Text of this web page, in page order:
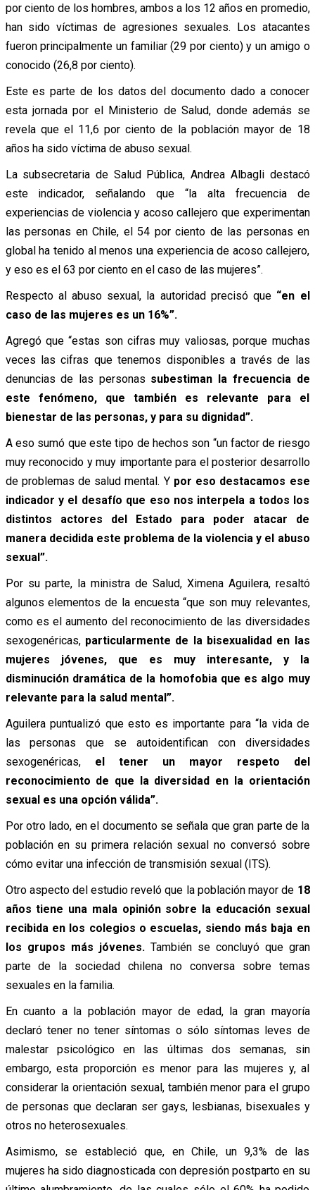
por ciento de los hombres, ambos a los 12 años en promedio,
han sido víctimas de agresiones sexuales. Los atacantes
fueron principalmente un familiar (29 por ciento) y un amigo o
conocido (26,8 por ciento).
Este es parte de los datos del documento dado a conocer
esta jornada por el Ministerio de Salud, donde además se
revela que el 11,6 por ciento de la población mayor de 18
años ha sido víctima de abuso sexual.
La subsecretaria de Salud Pública, Andrea Albagli destacó
este indicador, señalando que “la alta frecuencia de
experiencias de violencia y acoso callejero que experimentan
las personas en Chile, el 54 por ciento de las personas en
global ha tenido al menos una experiencia de acoso callejero,
y eso es el 63 por ciento en el caso de las mujeres”.
Respecto al abuso sexual, la autoridad precisó que “en el
caso de las mujeres es un 16%”.
Agregó que “estas son cifras muy valiosas, porque muchas
veces las cifras que tenemos disponibles a través de las
denuncias de las personas subestiman la frecuencia de
este fenómeno, que también es relevante para el
bienestar de las personas, y para su dignidad”.
A eso sumó que este tipo de hechos son “un factor de riesgo
muy reconocido y muy importante para el posterior desarrollo
de problemas de salud mental. Y por eso destacamos ese
indicador y el desafío que eso nos interpela a todos los
distintos actores del Estado para poder atacar de
manera decidida este problema de la violencia y el abuso
sexual”.
Por su parte, la ministra de Salud, Ximena Aguilera, resaltó
algunos elementos de la encuesta “que son muy relevantes,
como es el aumento del reconocimiento de las diversidades
sexogenéricas, particularmente de la bisexualidad en las
mujeres jóvenes, que es muy interesante, y la
disminución dramática de la homofobia que es algo muy
relevante para la salud mental”.
Aguilera puntualizó que esto es importante para “la vida de
las personas que se autoidentifican con diversidades
sexogenéricas, el tener un mayor respeto del
reconocimiento de que la diversidad en la orientación
sexual es una opción válida”.
Por otro lado, en el documento se señala que gran parte de la
población en su primera relación sexual no conversó sobre
cómo evitar una infección de transmisión sexual (ITS).
Otro aspecto del estudio reveló que la población mayor de 18
años tiene una mala opinión sobre la educación sexual
recibida en los colegios o escuelas, siendo más baja en
los grupos más jóvenes. También se concluyó que gran
parte de la sociedad chilena no conversa sobre temas
sexuales en la familia.
En cuanto a la población mayor de edad, la gran mayoría
declaró tener no tener síntomas o sólo síntomas leves de
malestar psicológico en las últimas dos semanas, sin
embargo, esta proporción es menor para las mujeres y, al
considerar la orientación sexual, también menor para el grupo
de personas que declaran ser gays, lesbianas, bisexuales y
otros no heterosexuales.
Asimismo, se estableció que, en Chile, un 9,3% de las
mujeres ha sido diagnosticada con depresión postparto en su